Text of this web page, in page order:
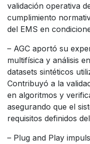
validación operativa
cumplimiento
del EMS en
– AGC aportó su
multifísica y análisis
datasets sintéticos
Contribuyó a la
en algoritmos y
asegurando que el
requisitos definidos
– Plug and Play